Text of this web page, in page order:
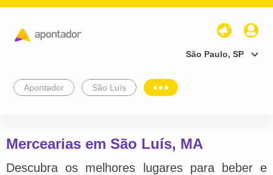
São Paulo, SP
Apontador São Luís
Mercearias em São Luís, MA
Descubra os melhores lugares para beber e